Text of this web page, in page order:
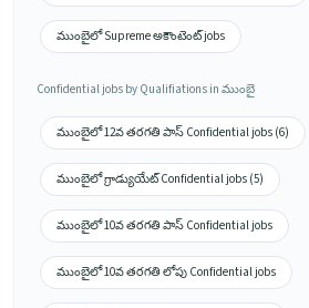
ముంబైలో Supreme అకౌంటెంట్ jobs
Confidential jobs by Qualifiations in ముంబై
ముంబైలో 12వ తరగతి పాస్ Confidential jobs (6)
ముంబైలో గ్రాడ్యుయేట్ Confidential jobs (5)
ముంబైలో 10వ తరగతి పాస్ Confidential jobs
ముంబైలో 10వ తరగతి లోపు Confidential jobs